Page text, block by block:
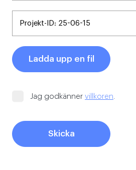
Ladda upp en fil
Jag godkänner villkoren